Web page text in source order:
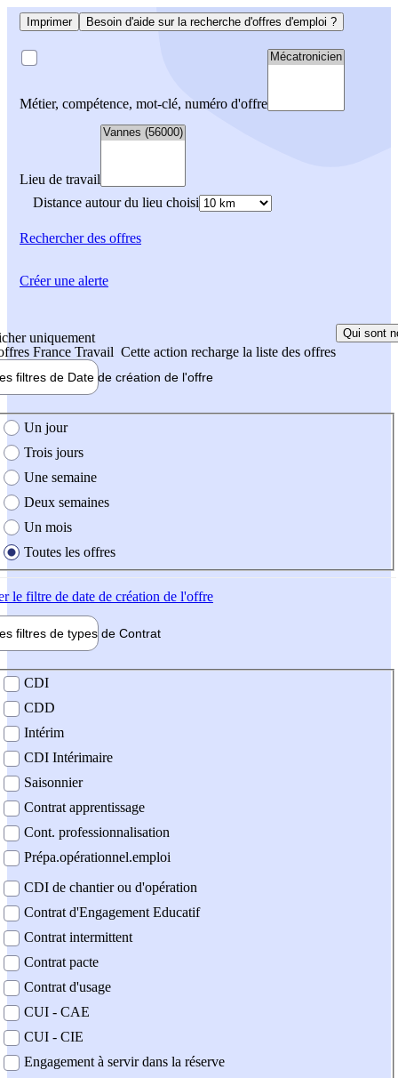
Imprimer Besoin d'aide sur la recherche d'offres d'emploi ?
Métier, compétence, mot-clé, numéro d'offre
Lieu de travail
Distance autour du lieu choisi
Rechercherdes offres
uniquement
France Travail Cette action recharge la liste des offres
Qui sont
filtres de Date de création de l'offre
création de l'offre
Un jour
Trois jours
Une semaine
Deux semaines
Un mois
Toutes les offres
le filtre de date de création de l'offre
filtres de types de Contrat
contrat
CDI
CDD
Intérim
CDI Intérimaire
Saisonnier
Contrat apprentissage
Cont. professionnalisation
Prépa.opérationnel.emploi
CDI de chantier ou d'opération
Contrat d'Engagement Educatif
Contrat intermittent
Contrat pacte
Contrat d'usage
CUI - CAE
CUI - CIE
Engagement à servir dans la réserve
Créer une alerte